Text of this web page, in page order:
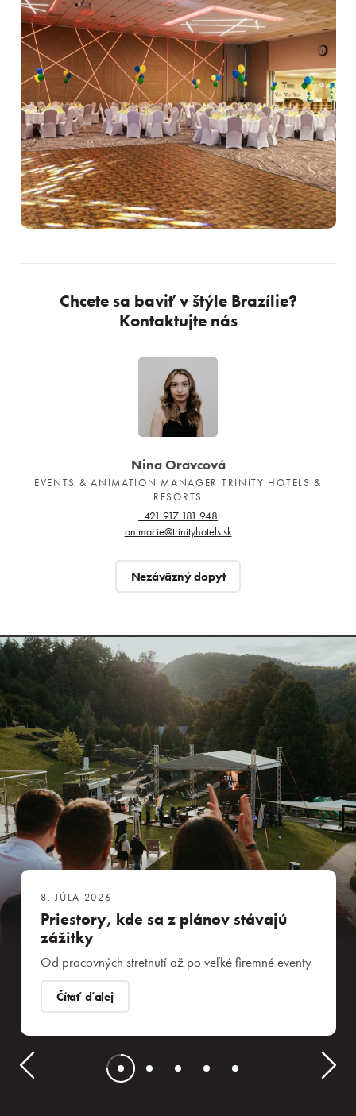
Chcete sa baviť v štýle Brazílie?
Kontaktujte nás
Nina Oravcová
EVENTS & ANIMATION MANAGER TRINITY HOTELS &
RESORTS
+421 917 181 948
animacie@trinityhotels.sk
Nezáväzný dopyt
8. JÚLA 2026
Priestory, kde sa z plánov stávajú
zážitky
Od pracovných stretnutí až po veľké firemné eventy
Čítať ďalej